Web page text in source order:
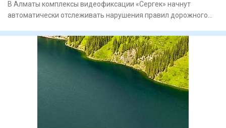
В Алматы комплексы видеофиксации «Сергек» начнут
автоматически отслеживать нарушения правил дорожного